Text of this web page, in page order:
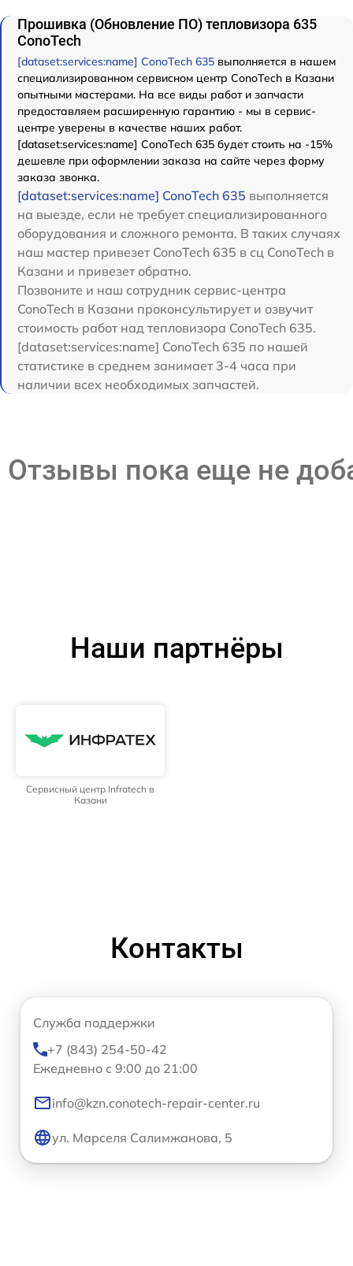
Прошивка (Обновление ПО) тепловизора 635
ConoTech
[dataset:services:name] ConoTech 635 выполняется в нашем
специализированном сервисном центр ConoTech в Казани
опытными мастерами. На все виды работ и запчасти
предоставляем расширенную гарантию - мы в сервис-
центре уверены в качестве наших работ.
[dataset:services:name] ConoTech 635 будет стоить на -15%
дешевле при оформлении заказа на сайте через форму
заказа звонка.
[dataset:services:name] ConoTech 635 выполняется
на выезде, если не требует специализированного
оборудования и сложного ремонта. В таких случаях
наш мастер привезет ConoTech 635 в сц ConoTech в
Казани и привезет обратно.
Позвоните и наш сотрудник сервис-центра
ConoTech в Казани проконсультирует и озвучит
стоимость работ над тепловизора ConoTech 635.
[dataset:services:name] ConoTech 635 по нашей
статистике в среднем занимает 3-4 часа при
наличии всех необходимых запчастей.
Отзывы пока еще не
Наши партнёры
Сервисный центр Infratech в
Казани
Контакты
Служба поддержки
+7 (843) 254-50-42
Ежедневно с 9:00 до 21:00
info@kzn.conotech-repair-center.ru
ул. Марселя Салимжанова, 5